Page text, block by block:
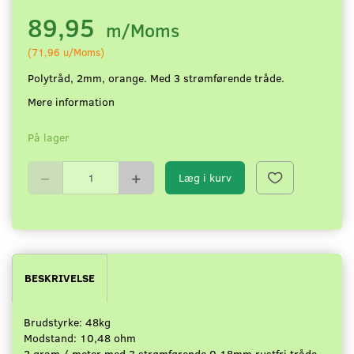
89,95 m/Moms
(71,96 u/Moms)
Polytråd, 2mm, orange. Med 3 strømførende tråde.
Mere information
På lager
Læg i kurv
BESKRIVELSE
Brudstyrke: 48kg
Modstand: 10,48 ohm